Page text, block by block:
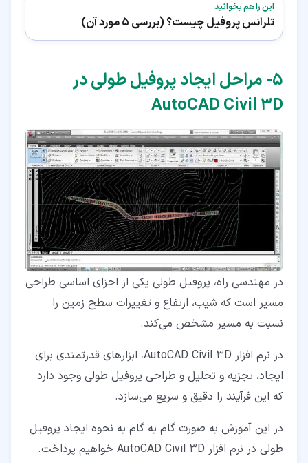
این را هم بخوانید
تلرانس پروفیل چیست؟ (بررسی 5 مورد آن)
۵‏- مراحل ایجاد پروفیل طولی در
AutoCAD Civil 3D
در مهندسی راه، پروفیل طولی یکی از اجزای اساسی طراحی
مسیر است که شیب، ارتفاع و تغییرات سطح زمین را
نسبت به مسیر مشخص می‌کند.
در نرم ‌افزار AutoCAD Civil 3D، ابزارهای قدرتمندی برای
ایجاد، تجزیه و تحلیل و طراحی پروفیل طولی وجود دارد
که این فرآیند را دقیق و سریع می‌سازد.
در این آموزش به صورت گام‌ به‌ گام به نحوه ایجاد پروفیل
طولی در نرم افزار AutoCAD Civil 3D خواهیم پرداخت.